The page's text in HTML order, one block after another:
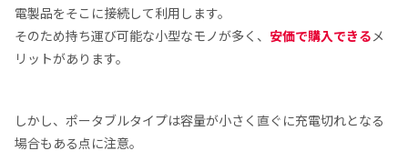
電製品をそこに接続して利用します。
そのため持ち運び可能な小型なモノが多く、 安価で購入できる メ
リットがあります。
しかし、ポータブルタイプは容量が小さく直ぐに充電切れとなる
場合もある点に注意。